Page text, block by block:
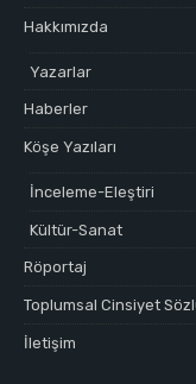
Hakkımızda
Yazarlar
Haberler
Köşe Yazıları
İnceleme-Eleştiri
Kültür-Sanat
Röportaj
Toplumsal Cinsiyet
İletişim